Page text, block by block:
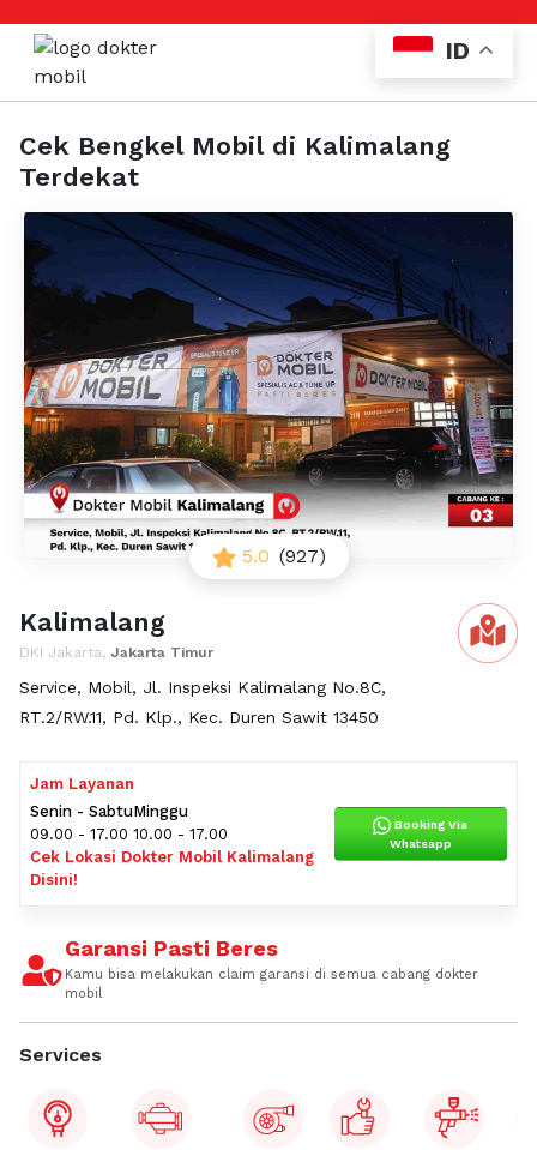
Cek Bengkel Mobil di Kalimalang
Terdekat
5.0 (927)
Kalimalang
DKI Jakarta, Jakarta Timur
Service, Mobil, Jl. Inspeksi Kalimalang No.8C,
RT.2/RW.11, Pd. Klp., Kec. Duren Sawit 13450
Jam Layanan
Senin - Sabtu
09.00 - 17.00
Minggu
10.00 - 17.00
Cek Lokasi Dokter Mobil Kalimalang
Disini!
Booking Via
Whatsapp
Garansi Pasti Beres
Kamu bisa melakukan claim garansi di semua cabang dokter
mobil
Services
ID